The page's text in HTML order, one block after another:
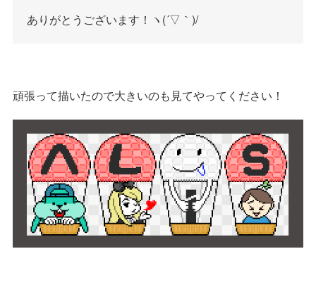
ありがとうございます！ヽ(´▽｀)/
頑張って描いたので大きいのも見てやってください！